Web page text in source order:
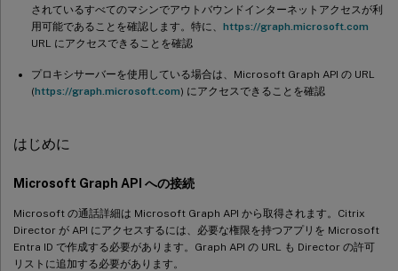
されているすべてのマシンでアウトバウンドインターネットアクセスが利
用可能であることを確認します。特に、 https://graph.microsoft.com
URL にアクセスできることを確認
プロキシサーバーを使用している場合は、Microsoft Graph API の URL
(https://graph.microsoft.com) にアクセスできることを確認
はじめに
Microsoft Graph API への接続
Microsoft の通話詳細は Microsoft Graph API から取得されます。Citrix
Director が API にアクセスするには、必要な権限を持つアプリを Microsoft
Entra ID で作成する必要があります。Graph API の URL も Director の許可
リストに追加する必要があります。